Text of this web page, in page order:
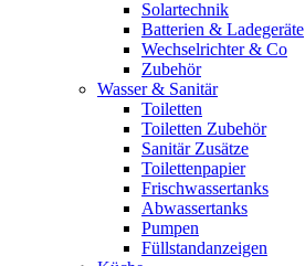
Solartechnik
Batterien & Ladegeräte
Wechselrichter & Co
Zubehör
Wasser & Sanitär
Toiletten
Toiletten Zubehör
Sanitär Zusätze
Toilettenpapier
Frischwassertanks
Abwassertanks
Pumpen
Füllstandanzeigen